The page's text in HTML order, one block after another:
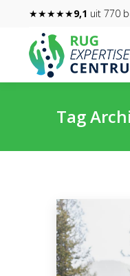
★★★★★9,1 uit 770
Tag